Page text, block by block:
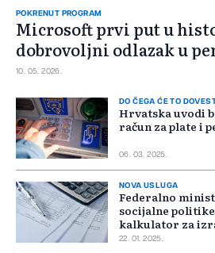
POKRENUT PROGRAM
Microsoft prvi put u
dobrovoljni odlazak u
10. 05. 2026.
DO ČEGA ĆE TO
Hrvatska uvodi
račun za plate i
06. 03. 2025.
NOVA USLUGA
Federalno
socijalne
kalkulator za
22. 01. 2025.